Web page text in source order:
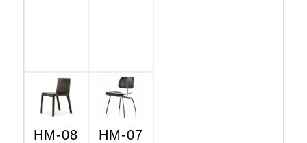
HM-08 HM-07